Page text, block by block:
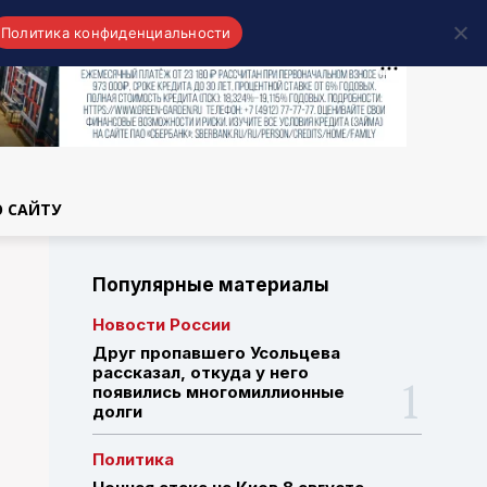
САЙТУ
Популярные материалы
Новости России
Друг пропавшего Усольцева
рассказал, откуда у него
появились многомиллионные
долги
Политика
Политика конфиденциальности